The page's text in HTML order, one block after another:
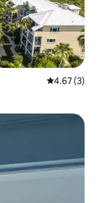
Calificación
4.67 (3)